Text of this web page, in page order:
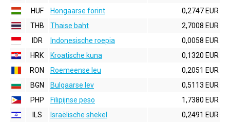
HUF
Hongaarse forint
0,2747 EUR
THB
Thaise baht
2,7008 EUR
IDR
Indonesische roepia
0,0058 EUR
HRK
Kroatische kuna
0,1320 EUR
RON
Roemeense leu
0,2051 EUR
BGN
Bulgaarse lev
0,5113 EUR
PHP
Filipijnse peso
1,7380 EUR
ILS
Israëlische shekel
0,2491 EUR